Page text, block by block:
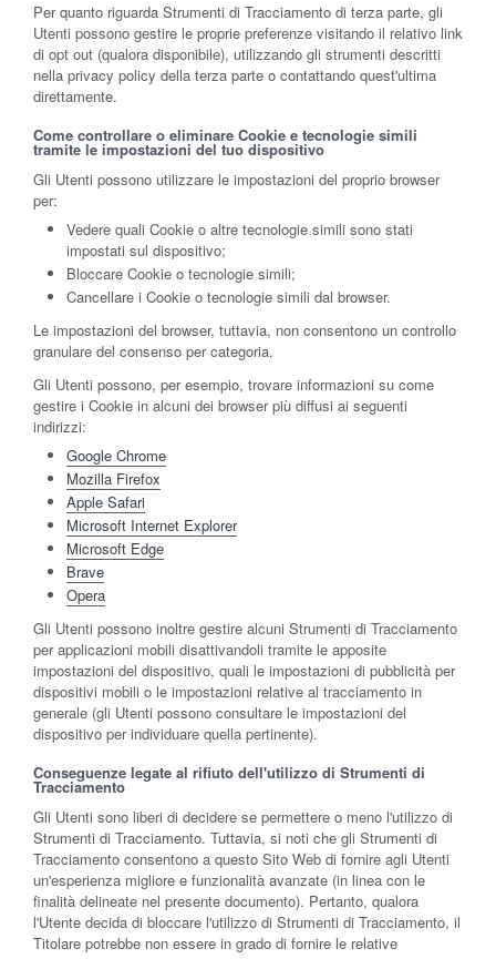
Per quanto riguarda Strumenti di Tracciamento di terza parte, gli
Utenti possono gestire le proprie preferenze visitando il relativo link
di opt out (qualora disponibile), utilizzando gli strumenti descritti
nella privacy policy della terza parte o contattando quest'ultima
direttamente.
Come controllare o eliminare Cookie e tecnologie simili
tramite le impostazioni del tuo dispositivo
Gli Utenti possono utilizzare le impostazioni del proprio browser
per:
Vedere quali Cookie o altre tecnologie simili sono stati
impostati sul dispositivo;
Bloccare Cookie o tecnologie simili;
Cancellare i Cookie o tecnologie simili dal browser.
Le impostazioni del browser, tuttavia, non consentono un controllo
granulare del consenso per categoria.
Gli Utenti possono, per esempio, trovare informazioni su come
gestire i Cookie in alcuni dei browser più diffusi ai seguenti
indirizzi:
Google Chrome
Mozilla Firefox
Apple Safari
Microsoft Internet Explorer
Microsoft Edge
Brave
Opera
Gli Utenti possono inoltre gestire alcuni Strumenti di Tracciamento
per applicazioni mobili disattivandoli tramite le apposite
impostazioni del dispositivo, quali le impostazioni di pubblicità per
dispositivi mobili o le impostazioni relative al tracciamento in
generale (gli Utenti possono consultare le impostazioni del
dispositivo per individuare quella pertinente).
Conseguenze legate al rifiuto dell'utilizzo di Strumenti di
Tracciamento
Gli Utenti sono liberi di decidere se permettere o meno l'utilizzo di
Strumenti di Tracciamento. Tuttavia, si noti che gli Strumenti di
Tracciamento consentono a questo Sito Web di fornire agli Utenti
un'esperienza migliore e funzionalità avanzate (in linea con le
finalità delineate nel presente documento). Pertanto, qualora
l'Utente decida di bloccare l'utilizzo di Strumenti di Tracciamento, il
Titolare potrebbe non essere in grado di fornire le relative